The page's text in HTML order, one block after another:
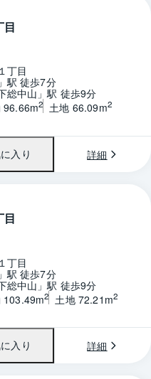
目
丁目
駅 徒歩7分
総中山」駅 徒歩9分
96.66m2 土地 66.09m2
に入り 詳細
/ 0 間取り
目
丁目
駅 徒歩7分
総中山」駅 徒歩9分
103.49m2 土地 72.21m2
に入り 詳細
/ 0 間取り